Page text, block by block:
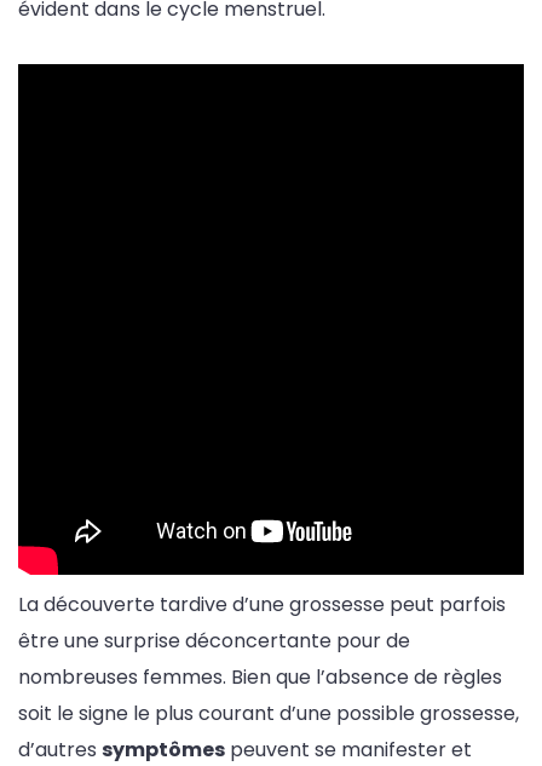
évident dans le cycle menstruel.
La découverte tardive d’une grossesse peut parfois
être une surprise déconcertante pour de
nombreuses femmes. Bien que l’absence de règles
soit le signe le plus courant d’une possible grossesse,
d’autres symptômes peuvent se manifester et